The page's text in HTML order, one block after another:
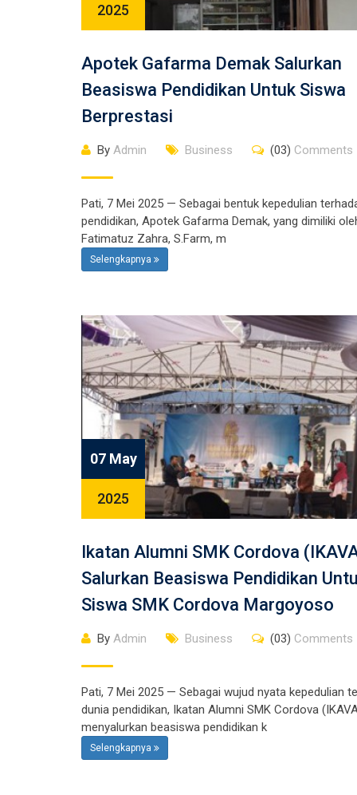
2025
Apotek Gafarma Demak Salurkan
Beasiswa Pendidikan Untuk Siswa
Berprestasi
By Admin Business (03) Comments
Pati, 7 Mei 2025 — Sebagai bentuk kepedulian
pendidikan, Apotek Gafarma Demak, yang dimiliki
Fatimatuz Zahra, S.Farm, m
Selengkapnya
07 May
2025
Ikatan Alumni SMK Cordova
Salurkan Beasiswa Pendidikan
Siswa SMK Cordova Margoyoso
By Admin Business (03) Comments
Pati, 7 Mei 2025 — Sebagai wujud nyata kepedulian
dunia pendidikan, Ikatan Alumni SMK Cordova
menyalurkan beasiswa pendidikan k
Selengkapnya